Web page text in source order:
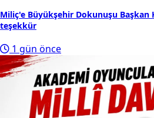
Miliç'e Büyükşehir Dokunuşu Başkan
teşekkür
1 gün önce